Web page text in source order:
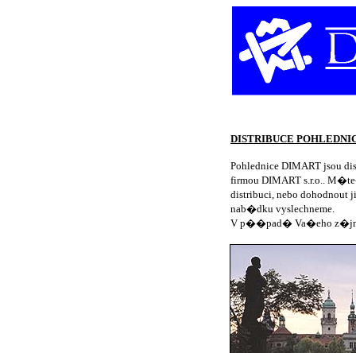
DISTRIBUCE
Pohlednice DIMART jsou
firmou DIMART s.r.o..
distribuci, nebo
nab�dku vyslechneme.
V p��pad� Va�eho